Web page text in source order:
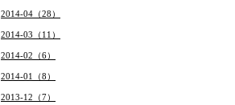
2014-04（28）
2014-03（11）
2014-02（6）
2014-01（8）
2013-12（7）